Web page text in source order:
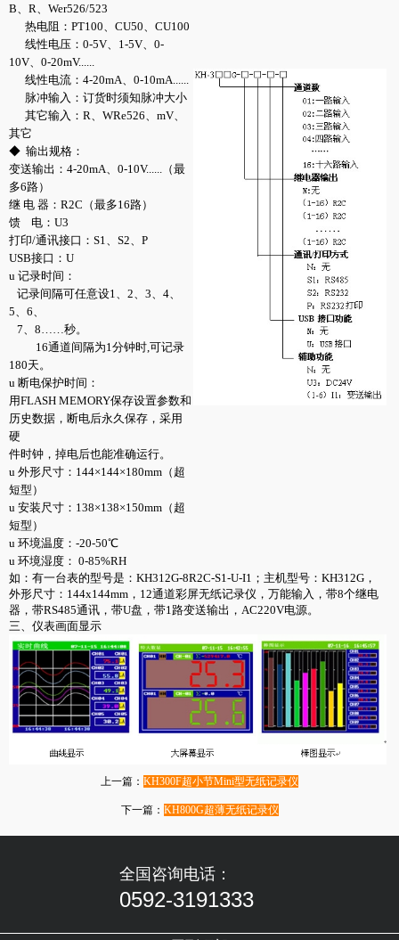
B、R、Wer526/523
热电阻：PT100、CU50、CU100
线性电压：0-5V、1-5V、0-
10V、0-20mV......
线性电流：4-20mA、0-10mA......
脉冲输入：订货时须知脉冲大小
其它输入：R、WRe526、mV、
其它
◆ 输出规格：
变送输出：4-20mA、0-10V......（最
多6路）
继 电 器：R2C（最多16路）
馈 电：U3
打印/通讯接口：S1、S2、P
USB接口：U
u 记录时间：
记录间隔可任意设1、2、3、4、
5、6、
7、8……秒。
16通道间隔为1分钟时,可记录
180天。
u 断电保护时间：
用FLASH MEMORY保存设置参数和
历史数据，断电后永久保存，采用
硬
件时钟，掉电后也能准确运行。
u 外形尺寸：144×144×180mm（超
短型）
u 安装尺寸：138×138×150mm（超
短型）
u 环境温度：-20-50℃
u 环境湿度： 0-85%RH
如：有一台表的型号是：KH312G-8R2C-S1-U-I1；主机型号：KH312G，
外形尺寸：144x144mm，12通道彩屏无纸记录仪，万能输入，带8个继电
器，带RS485通讯，带U盘，带1路变送输出，AC220V电源。
三、仪表画面显示
上一篇： KH300F超小节Mini型无纸记录仪
下一篇： KH800G超薄无纸记录仪
全国咨询电话：
0592-3191333